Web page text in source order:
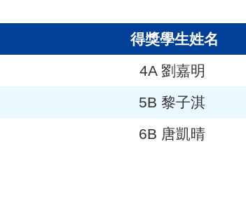
得獎學生姓名
4A 劉嘉明
5B 黎子淇
6B 唐凱晴